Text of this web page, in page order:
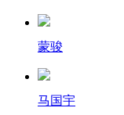
蒙骏
马国宇